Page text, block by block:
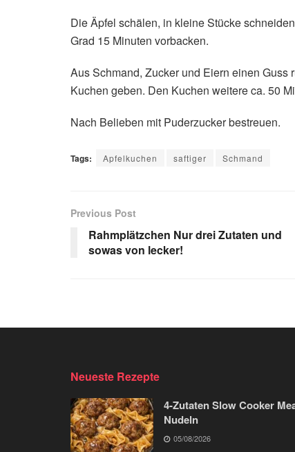
Die Äpfel schälen, in kleine Stücke
Grad 15 Minuten vorbacken.
Aus Schmand, Zucker und Eiern einen
Kuchen geben. Den Kuchen weitere ca. 50
Nach Belieben mit Puderzucker bestreuen.
Tags: Apfelkuchen saftiger Schmand
Previous Post
Rahmplätzchen Nur drei Zutaten und
sowas von lecker!
Neueste Rezepte
4-Zutaten Slow Cooker
Nudeln
05/08/2026